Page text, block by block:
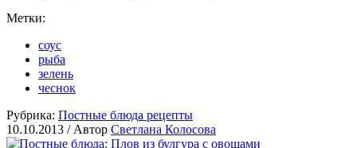
Метки:
соус
рыба
зелень
чеснок
Рубрика: Постные блюда рецепты
10.10.2013 / Автор Светлана Колосова